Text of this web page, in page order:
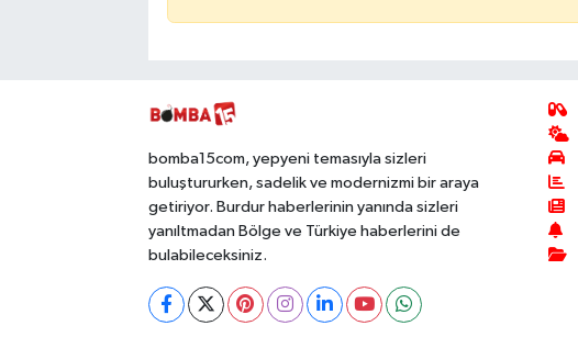
bomba15com, yepyeni temasıyla sizleri
buluştururken, sadelik ve modernizmi bir araya
getiriyor. Burdur haberlerinin yanında sizleri
yanıltmadan Bölge ve Türkiye haberlerini de
bulabileceksiniz.